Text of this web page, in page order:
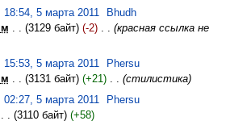
18:54, 5 марта 2011
Bhudh
м 3129 байт -2 ‎
красная ссылка не
15:53, 5 марта 2011
Phersu
м 3131 байт +21 ‎
стилистика
02:27, 5 марта 2011
Phersu
3110 байт
+58